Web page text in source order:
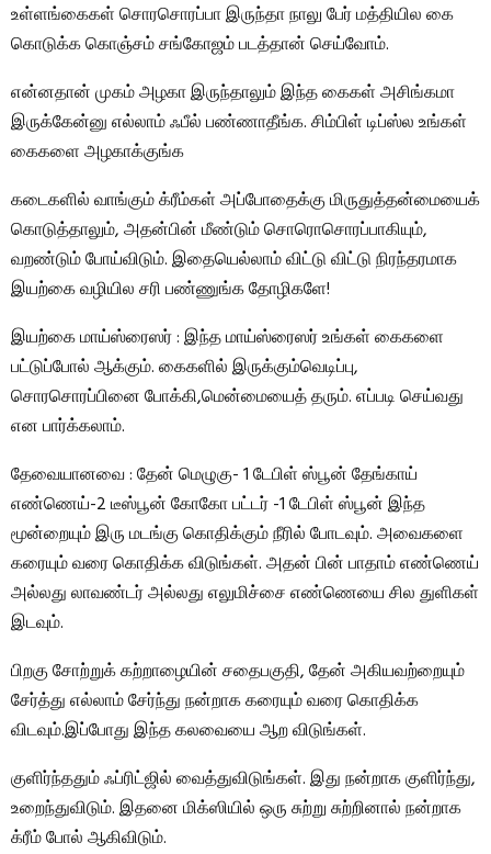
உள்ளங்கைகள் சொரசொரப்பா இருந்தா நாலு பேர் மத்தியில கை
கொடுக்க கொஞ்சம் சங்கோஜம் படத்தான் செய்வோம்.
என்னதான் முகம் அழகா இருந்தாலும் இந்த கைகள் அசிங்கமா
இருக்கேன்னு எல்லாம் ஃபீல் பண்ணாதீங்க. சிம்பிள் டிப்ஸ்ல உங்கள்
கைகளை அழகாக்குங்க
கடைகளில் வாங்கும் க்ரீம்கள் அப்போதைக்கு மிருதுத்தன்மையைக்
கொடுத்தாலும், அதன்பின் மீண்டும் சொரொசொரப்பாகியும்,
வறண்டும் போய்விடும். இதையெல்லாம் விட்டு விட்டு நிரந்தரமாக
இயற்கை வழியில சரி பண்ணுங்க தோழிகளே!
இயற்கை மாய்ஸ்ரைஸர் : இந்த மாய்ஸ்ரைஸர் உங்கள் கைகளை
பட்டுப்போல் ஆக்கும். கைகளில் இருக்கும்வெடிப்பு,
சொரசொரப்பினை போக்கி,மென்மையைத் தரும். எப்படி செய்வது
என பார்க்கலாம்.
தேவையானவை : தேன் மெழுகு- 1 டேபிள் ஸ்பூன் தேங்காய்
எண்ணெய்-2 டீஸ்பூன் கோகோ பட்டர் -1 டேபிள் ஸ்பூன் இந்த
மூன்றையும் இரு மடங்கு கொதிக்கும் நீரில் போடவும். அவைகளை
கரையும் வரை கொதிக்க விடுங்கள். அதன் பின் பாதாம் எண்ணெய்
அல்லது லாவண்டர் அல்லது எலுமிச்சை எண்ணெயை சில துளிகள்
இடவும்.
பிறகு சோற்றுக் கற்றாழையின் சதைபகுதி, தேன் அகியவற்றையும்
சேர்த்து எல்லாம் சேர்ந்து நன்றாக கரையும் வரை கொதிக்க
விடவும்.இப்போது இந்த கலவையை ஆற விடுங்கள்.
குளிர்ந்ததும் ஃப்ரிட்ஜில் வைத்துவிடுங்கள். இது நன்றாக குளிர்ந்து,
உறைந்துவிடும். இதனை மிக்ஸியில் ஒரு சுற்று சுற்றினால் நன்றாக
க்ரீம் போல் ஆகிவிடும்.